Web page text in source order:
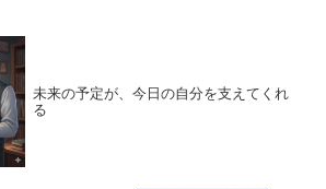
未来の予定が、今日の自分を支えてくれ
る